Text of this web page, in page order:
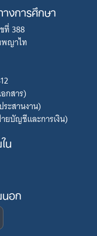
งการศึกษา
ที่ 388
พญาไท
กสาร)
ะสานงาน)
ยบัญชีและการเงิน)
น
อก